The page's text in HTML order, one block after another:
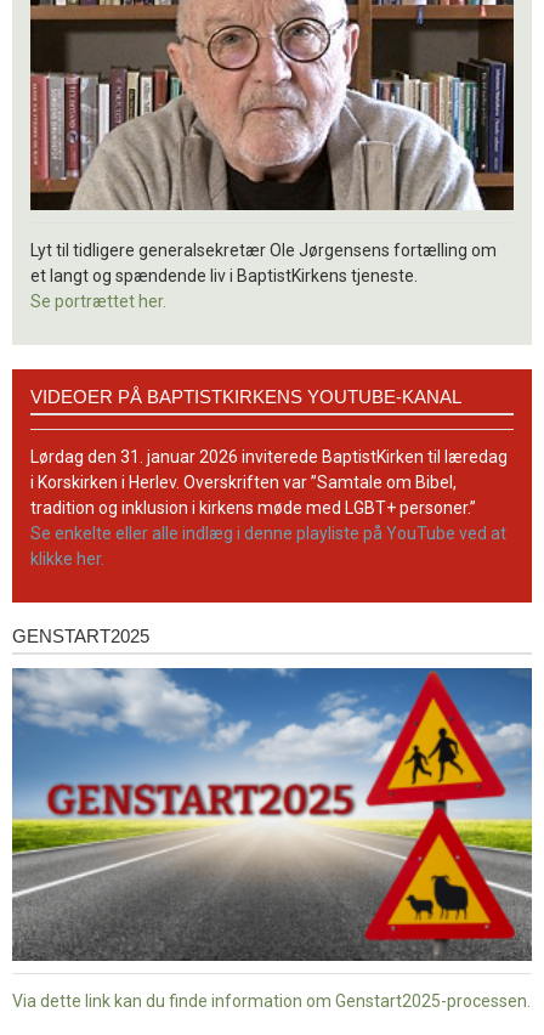
Lyt til tidligere generalsekretær Ole Jørgensens fortælling om
et langt og spændende liv i BaptistKirkens tjeneste.
Se portrættet her.
BaptistKirkens
YouTube-
kanal
VIDEOER PÅ BAPTISTKIRKENS YOUTUBE-KANAL
Lørdag den 31. januar 2026 inviterede BaptistKirken til læredag
i Korskirken i Herlev. Overskriften var ”Samtale om Bibel,
tradition og inklusion i kirkens møde med LGBT+ personer.”
Se enkelte eller alle indlæg i denne playliste på YouTube ved at
klikke her.
Genstart2025
GENSTART2025
Via dette link kan du finde information om Genstart2025-processen.